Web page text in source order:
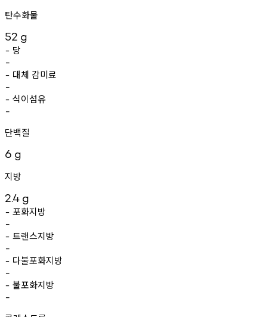
탄수화물
52 g
- 당
-
- 대체 감미료
-
- 식이섬유
-
단백질
6 g
지방
2.4 g
- 포화지방
-
- 트랜스지방
-
- 다불포화지방
-
- 불포화지방
-